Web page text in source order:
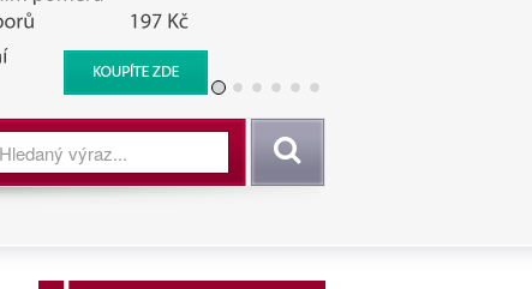
Vyhledat